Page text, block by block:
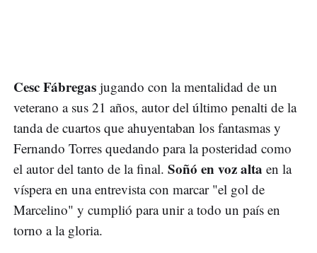
Cesc Fábregas jugando con la mentalidad de un
veterano a sus 21 años, autor del último penalti de la
tanda de cuartos que ahuyentaban los fantasmas y
Fernando Torres quedando para la posteridad como
el autor del tanto de la final. Soñó en voz alta en la
víspera en una entrevista con marcar "el gol de
Marcelino" y cumplió para unir a todo un país en
torno a la gloria.